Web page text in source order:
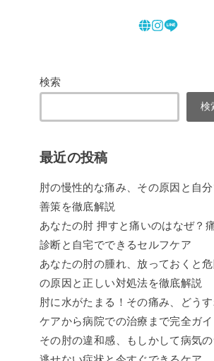
検索
検
最近の投稿
肘の慢性的な痛み、その原因と自
善策を徹底解説
あなたの肘 押すと痛いのはなぜ？
診断と自宅でできるセルフケア
あなたの肘の腫れ、放っておくと危
の原因と正しい対処法を徹底解説
肘に水がたまる！その痛み、どう
ケアから病院での治療まで完全ガイ
その肘の違和感、もしかして病気